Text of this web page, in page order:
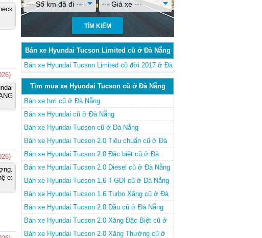
e:
--- Số km đã đi --- --- Giá xe ---
Bán xe Hyundai Tucson Limited cũ ở Đà Nẵng
Bán xe Hyundai Tucson Limited cũ đời 2017 ở Đà
Nẵng
Tìm mua xe Hyundai Tucson cũ ở Đà Nẵng
Bán xe hơi cũ ở Đà Nẵng
Bán xe Hyundai cũ ở Đà Nẵng
Bán xe Hyundai Tucson cũ ở Đà Nẵng
Bán xe Hyundai Tucson 2.0 Tiêu chuẩn cũ ở Đà
Nẵng
Bán xe Hyundai Tucson 2.0 Đặc biệt cũ ở Đà
Nẵng
Bán xe Hyundai Tucson 2.0 Diesel cũ ở Đà Nẵng
Bán xe Hyundai Tucson 1.6 T-GDI cũ ở Đà Nẵng
Bán xe Hyundai Tucson 1.6 Turbo Xăng cũ ở Đà
Nẵng
Bán xe Hyundai Tucson 2.0 Dầu cũ ở Đà Nẵng
Bán xe Hyundai Tucson 2.0 Xăng Đặc Biệt cũ ở
Đà Nẵng
Bán xe Hyundai Tucson 2.0 Xăng Thường cũ ở